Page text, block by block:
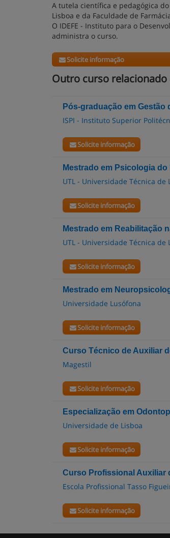
A tutela científica e pedagógica
Lisboa e da Faculdade de
O IDEFE - Instituto para o
administra o curso.
Solicite informação
Outro curso
Pós-graduação em Gestão
ISPI - Instituto Superior
Solicite informação
Mestrado em Psicologia do
UTL - Universidade Técnica de
Solicite informação
Mestrado em Reabilitação
UTL - Universidade Técnica de
Solicite informação
Mestrado em
Universidade Lusófona
Solicite informação
Curso Técnico de Auxiliar
Magestil
Solicite informação
Especialização em
Universidade de Lisboa
Solicite informação
Curso Profissional Auxiliar
Escola Profissional Tasso
Solicite informação